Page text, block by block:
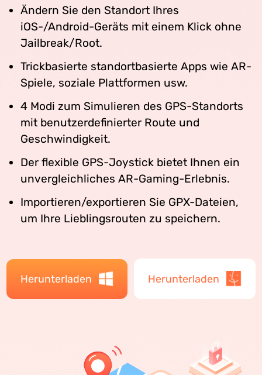
Ändern Sie den Standort Ihres
iOS-/Android-Geräts mit einem Klick ohne
Jailbreak/Root.
Trickbasierte standortbasierte Apps wie AR-
Spiele, soziale Plattformen usw.
4 Modi zum Simulieren des GPS-Standorts
mit benutzerdefinierter Route und
Geschwindigkeit.
Der flexible GPS-Joystick bietet Ihnen ein
unvergleichliches AR-Gaming-Erlebnis.
Importieren/exportieren Sie GPX-Dateien,
um Ihre Lieblingsrouten zu speichern.
Herunterladen Herunterladen